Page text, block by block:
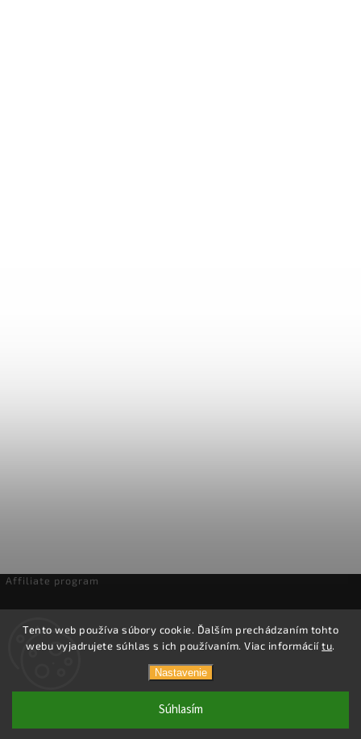
Tento web používa súbory cookie. Ďalším prechádzaním tohto
webu vyjadrujete súhlas s ich používaním. Viac informáciítu.
Nastavenie
Súhlasím
Affiliate program
Odstúpenie od zmluvy
Domáca pivotéka. Všetky práva vyhradené.
Shoptet| DesignShoptak.cz.